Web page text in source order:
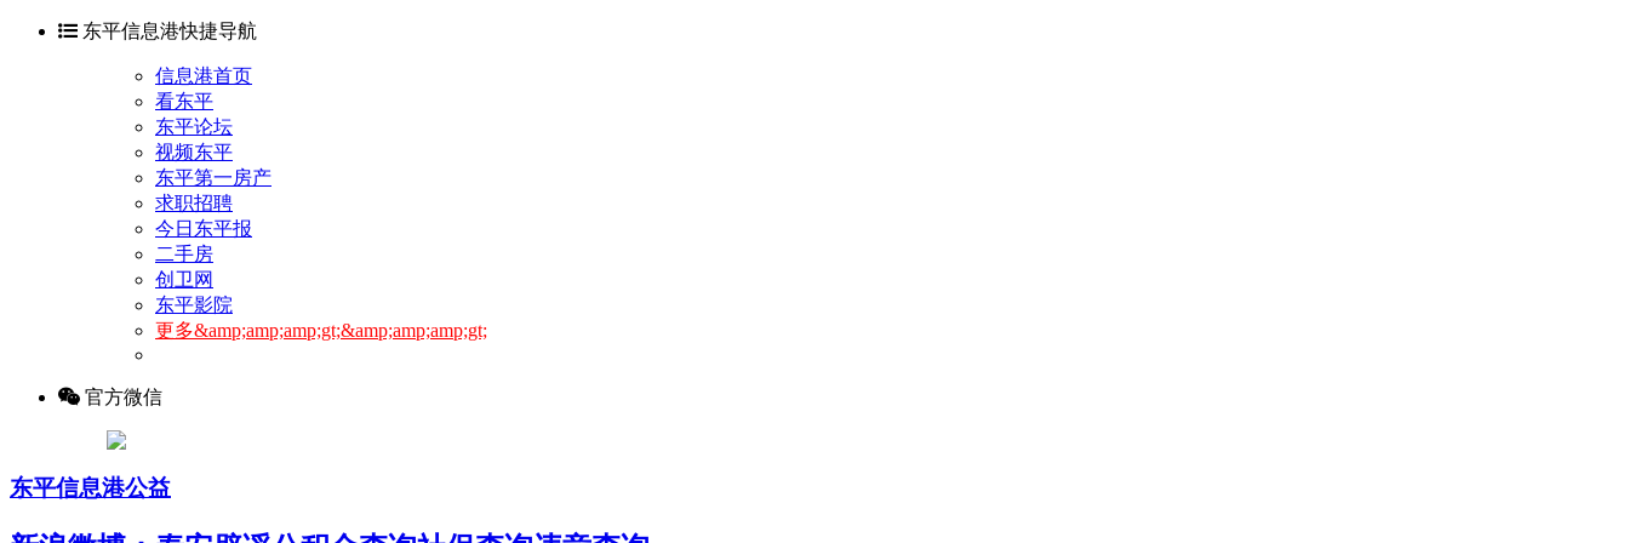
东平信息港快捷导航
信息港首页
看东平
东平论坛
视频东平
东平第一房产
求职招聘
今日东平报
二手房
创卫网
东平影院
更多&amp;amp;amp;gt;&amp;amp;amp;gt;
官方微信
东平信息港公益